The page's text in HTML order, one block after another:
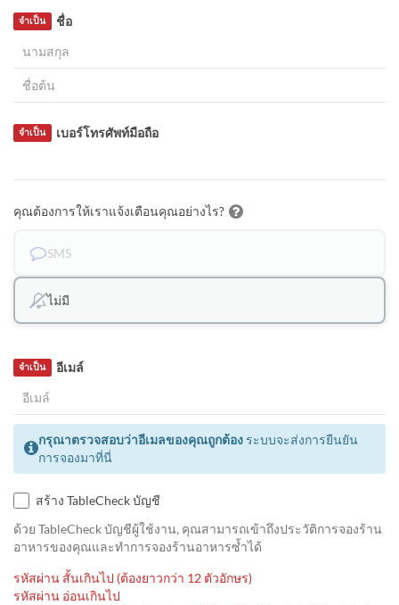
ชื่อ
จำเป็น
เบอร์โทรศัพท์มือถือ
จำเป็น
คุณต้องการให้เราแจ้งเตือนคุณอย่างไร?
SMS
ไม่มี
อีเมล์
จำเป็น
กรุณาตรวจสอบว่าอีเมลของคุณถูกต้อง ระบบจะส่งการยืนยัน
การจองมาที่นี่
สร้าง TableCheck บัญชี
ด้วย TableCheck บัญชีผู้ใช้งาน, คุณสามารถเข้าถึงประวัติการจองร้าน
อาหารของคุณและทำการจองร้านอาหารซ้ำได้
รหัสผ่าน สั้นเกินไป (ต้องยาวกว่า 12 ตัวอักษร)
รหัสผ่าน อ่อนเกินไป